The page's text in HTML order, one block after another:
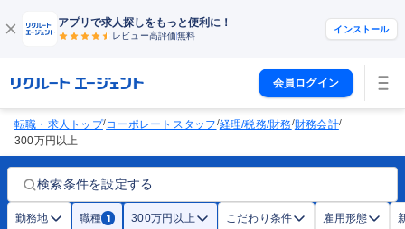
アプリで求人探しをもっと便利に！
レビュー高評価無料
インストール
会員ログイン
転職・求人トップ/コーポレートスタッフ/経理/税務/財務/財務会計/
300万円以上
検索条件を設定する
勤務地 職種 1 300万円以上 こだわり条件 雇用形態